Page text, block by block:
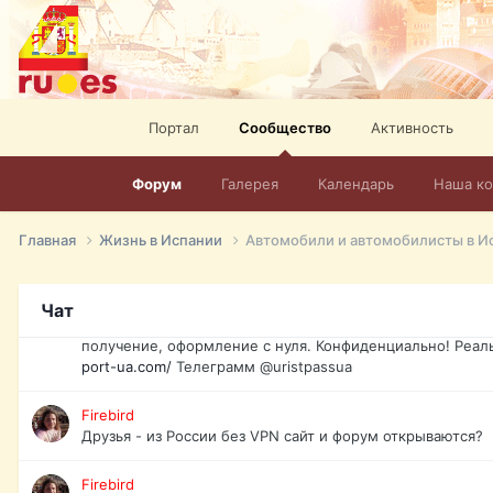
Портал Сообщество
Форум Галерея Календарь Наша
Активность
Главная Жизнь в Испании Автомобили и автомобилисты в
Чат
спорт, HD. + Огромная видеотека + 10.000 фильмов и
сайта. Наш сайт: http://mir-tv.club/television-in-spain.html
David16
Книги
David16
Подскажите пожалуйста, как удалить свой аккаунт из
Юрист юа
получение, оформление с нуля. Конфиденциально!
port-ua.com/ Телеграмм @uristpassua
Firebird
Друзья - из России без VPN сайт и форум открываются?
Firebird